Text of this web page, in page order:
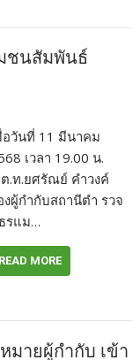
ชนสัมพันธ์
อวันที่ 11 มีนาคม
เวลา 19.00 น.
.ท.ยศรัณย์ คำวงค์
งผู้กำกับสถานีตำ รวจ
รแม…
READ MORE
มายผู้กำกับ เข้า